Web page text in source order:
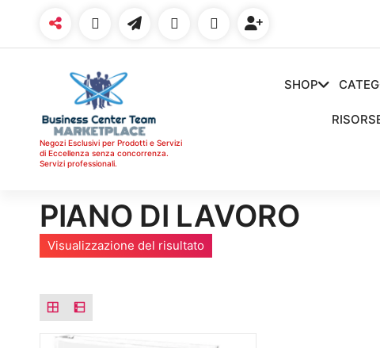
Negozi Esclusivi per Prodotti e Servizi
di Eccellenza senza concorrenza.
Servizi professionali.
SHOP
PIANO DI LAVORO
Visualizzazione del risultato